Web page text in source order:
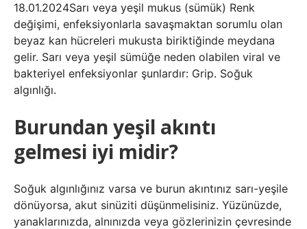
18.01.2024Sarı veya yeşil mukus (sümük) Renk
değişimi, enfeksiyonlarla savaşmaktan sorumlu olan
beyaz kan hücreleri mukusta biriktiğinde meydana
gelir. Sarı veya yeşil sümüğe neden olabilen viral ve
bakteriyel enfeksiyonlar şunlardır: Grip. Soğuk
algınlığı.
Burundan yeşil akıntı
gelmesi iyi midir?
Soğuk algınlığınız varsa ve burun akıntınız sarı-yeşile
dönüyorsa, akut sinüziti düşünmelisiniz. Yüzünüzde,
yanaklarınızda, alnınızda veya gözlerinizin çevresinde